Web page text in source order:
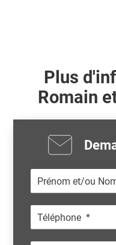
Plus
Romain